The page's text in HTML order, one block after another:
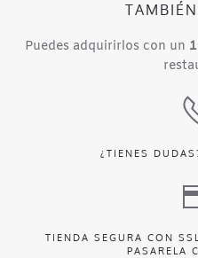
Puedes adquirirlos con un
¿TIENES
TIENDA SEGURA CON
PASARELA